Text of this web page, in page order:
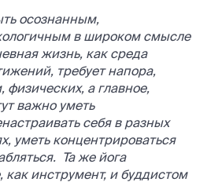
осознанным,
в широком смысле
жизнь, как среда
требует напора,
физических, а главное,
важно уметь
себя в разных
уметь концентрироваться
Та же йога
как инструмент, и буддистом